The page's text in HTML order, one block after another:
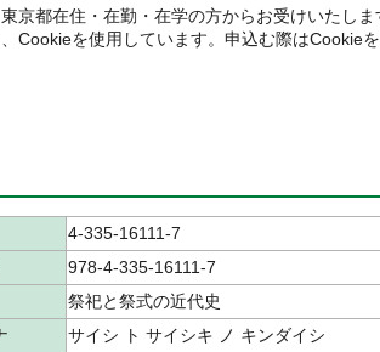
京都在住・在勤・在学の方からお受けいたしま
Cookieを使用しています。申込む際はCookie
4-335-16111-7
978-4-335-16111-7
祭祀と祭式の近代史
サイシ ト サイシキ ノ キンダイシ